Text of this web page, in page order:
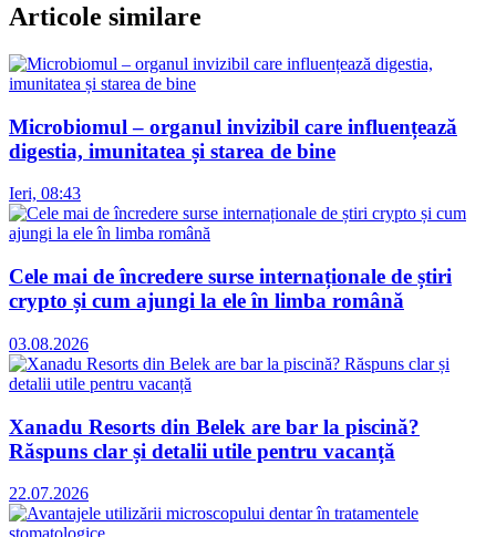
Articole similare
Microbiomul – organul invizibil care influențează
digestia, imunitatea și starea de bine
Ieri, 08:43
Cele mai de încredere surse internaționale de știri
crypto și cum ajungi la ele în limba română
03.08.2026
Xanadu Resorts din Belek are bar la piscină?
Răspuns clar și detalii utile pentru vacanță
22.07.2026